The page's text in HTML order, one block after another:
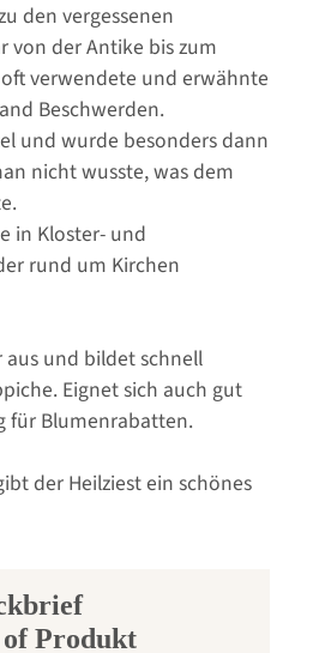
den vergessenen
von der Antike bis zum
verwendete und erwähnte
Beschwerden.
und wurde besonders dann
nicht wusste, was dem
in Kloster- und
rund um Kirchen
aus und bildet schnell
Eignet sich auch gut
für Blumenrabatten.
der Heilziest ein schönes